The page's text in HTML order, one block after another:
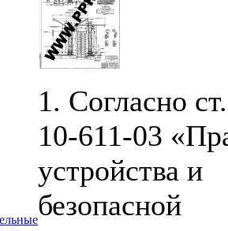
1. Согласно
10-611-03
устройства и
безопасной